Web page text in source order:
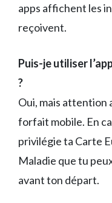
apps affichent les
reçoivent.
Puis-je utiliser
?
Oui, mais attention
forfait mobile. En
privilégie ta Carte
Maladie que tu
avant ton départ.